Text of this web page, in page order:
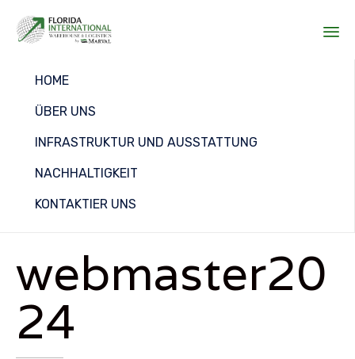
HOME
ÜBER UNS
INFRASTRUKTUR UND AUSSTATTUNG
NACHHALTIGKEIT
KONTAKTIER UNS
webmaster20
24